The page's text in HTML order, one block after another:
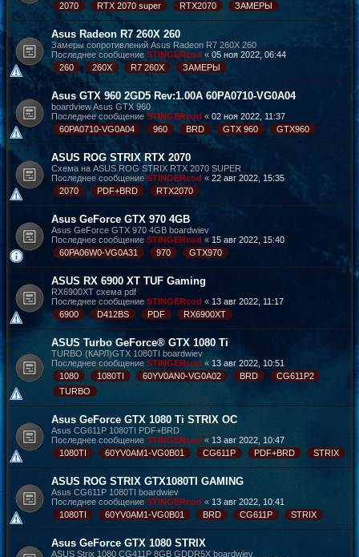
2070
RTX 2070 super RTX2070 ЗАМЕРЫ
Asus Radeon R7 260X 260
Замеры сопротивлений Asus Radeon R7 260X 260
Последнее сообщение STINGERcod « 05 ноя 2022, 06:44
260
260X R7 260X ЗАМЕРЫ
Asus GTX 960 2GD5 Rev:1.00A 60PA0710-VG0A04
boardview Asus GTX 960
Последнее сообщение STINGERcod « 02 ноя 2022, 11:37
60PA0710-VG0A04
960 BRD GTX 960 GTX960
ASUS ROG STRIX RTX 2070
Схема на ASUS ROG STRIX RTX 2070 SUPER
Последнее сообщение STINGERcod « 22 авг 2022, 15:35
2070
PDF+BRD RTX2070
Asus GeForce GTX 970 4GB
Asus GeForce GTX 970 4GB boardwiev
Последнее сообщение STINGERcod « 15 авг 2022, 15:40
60PA06W0-VG0A31
970 GTX970
ASUS RX 6900 XT TUF Gaming
RX6900XT cхема pdf
Последнее сообщение STINGERcod « 13 авг 2022, 11:17
6900
D412BS PDF RX6900XT
ASUS Turbo GeForce® GTX 1080 Ti
TURBO (КАРЛ)GTX 1080TI boardwiev
Последнее сообщение STINGERcod « 13 авг 2022, 10:51
1080
1080TI 60YV0AN0-VG0A02 BRD
CG611P2
TURBO
Asus GeForce GTX 1080 Ti STRIX OC
Asus CG611P 1080TI PDF+BRD
Последнее сообщение STINGERcod « 13 авг 2022, 10:47
1080TI
60YV0AM1-VG0B01 CG611P PDF+BRD STRIX
ASUS ROG STRIX GTX1080TI GAMING
Asus CG611P 1080TI boardwiev
Последнее сообщение STINGERcod « 13 авг 2022, 10:41
1080TI
60YV0AM1-VG0B01 BRD CG611P STRIX
Asus GeForce GTX 1080 STRIX
ASUS Strix 1080 CG411P 8GB GDDR5X boardwiev